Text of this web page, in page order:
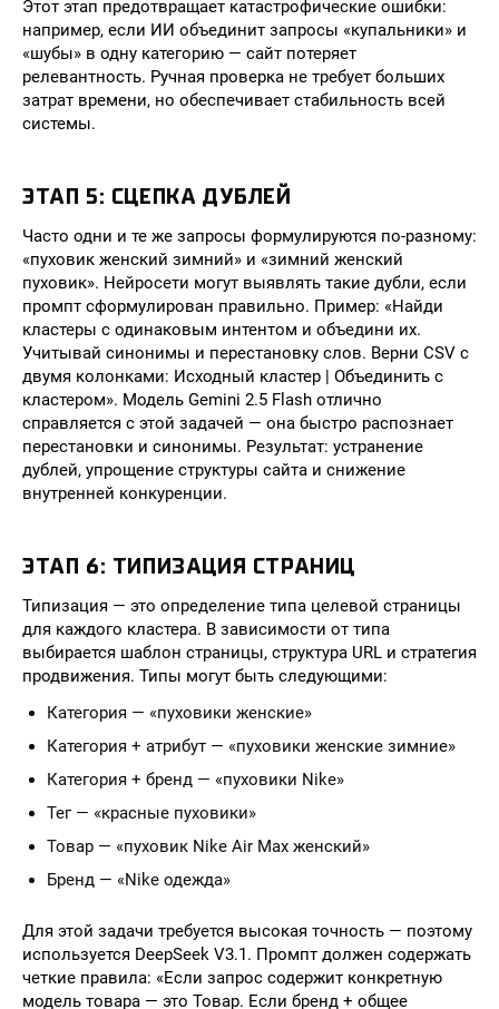
Этот этап предотвращает катастрофические ошибки:
например, если ИИ объединит запросы «купальники» и
«шубы» в одну категорию — сайт потеряет
релевантность. Ручная проверка не требует больших
затрат времени, но обеспечивает стабильность всей
системы.
ЭТАП 5: СЦЕПКА ДУБЛЕЙ
Часто одни и те же запросы формулируются по-разному:
«пуховик женский зимний» и «зимний женский
пуховик». Нейросети могут выявлять такие дубли, если
промпт сформулирован правильно. Пример: «Найди
кластеры с одинаковым интентом и объедини их.
Учитывай синонимы и перестановку слов. Верни CSV с
двумя колонками: Исходный кластер | Объединить с
кластером». Модель Gemini 2.5 Flash отлично
справляется с этой задачей — она быстро распознает
перестановки и синонимы. Результат: устранение
дублей, упрощение структуры сайта и снижение
внутренней конкуренции.
ЭТАП 6: ТИПИЗАЦИЯ СТРАНИЦ
Типизация — это определение типа целевой страницы
для каждого кластера. В зависимости от типа
выбирается шаблон страницы, структура URL и стратегия
продвижения. Типы могут быть следующими:
Категория — «пуховики женские»
Категория + атрибут — «пуховики женские зимние»
Категория + бренд — «пуховики Nike»
Тег — «красные пуховики»
Товар — «пуховик Nike Air Max женский»
Бренд — «Nike одежда»
Для этой задачи требуется высокая точность — поэтому
используется DeepSeek V3.1. Промпт должен содержать
четкие правила: «Если запрос содержит конкретную
модель товара — это Товар. Если бренд + общее